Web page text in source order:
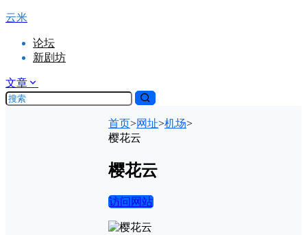
云米
论坛
新剧坊
文章
首页>网址>机场>
樱花云
樱花云
访问网站